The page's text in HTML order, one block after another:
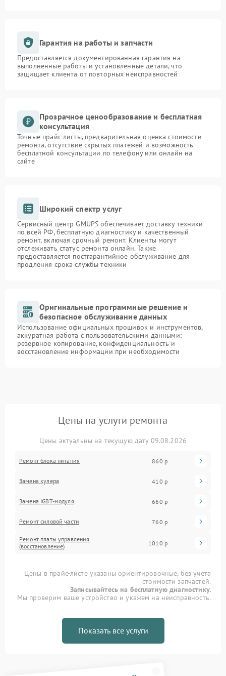
Гарантия на работы и запчасти
Предоставляется документированная гарантия на
выполненные работы и установленные детали, что
защищает клиента от повторных неисправностей
Прозрачное ценообразование и бесплатная
консультация
Точные прайс-листы, предварительная оценка стоимости
ремонта, отсутствие скрытых платежей и возможность
бесплатной консультации по телефону или онлайн на
сайте
Широкий спектр услуг
Сервисный центр GMUPS обеспечивает доставку техники
по всей РФ, бесплатную диагностику и качественный
ремонт, включая срочный ремонт. Клиенты могут
отслеживать статус ремонта онлайн. Также
предоставляется постгарантийное обслуживание для
продления срока службы техники
Оригинальные программные решение и
безопасное обслуживание данных
Использование официальных прошивок и инструментов,
аккуратная работа с пользовательскими данными:
резервное копирование, конфиденциальность и
восстановление информации при необходимости
Цены на услуги ремонта
Цены актуальны на текущую дату 09.08.2026
Ремонт блока питания 860 р
Замена кулера 410 р
Замена IGBT-модуля 660 р
Ремонт силовой части 760 р
Ремонт платы управления
(восстановление)
1010 р
Цены в прайс-листе указаны ориентировочные, без учета
стоимости запчастей.
Записывайтесь на бесплатную диагностику.
Мы проверим ваше устройство и укажем на неисправность.
Показать все услуги